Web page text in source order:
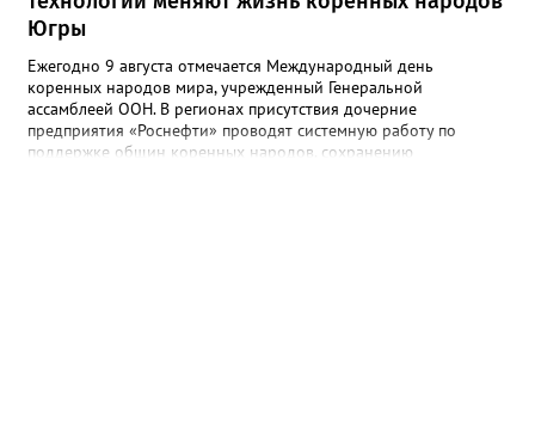
Югры
Ежегодно 9 августа отмечается Международный день
коренных народов мира, учрежденный Генеральной
ассамблеей ООН. В регионах присутствия дочерние
предприятия «Роснефти» проводят системную работу по
поддержке общин коренных народов, сохранению